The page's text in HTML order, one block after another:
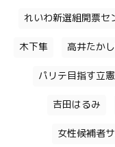
れいわ新選組開票セ
木下隼 高井たか
パリテ目指す立
吉田はるみ
女性候補者